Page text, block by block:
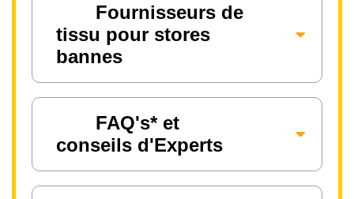
Fournisseurs de
tissu pour stores
bannes
FAQ's* et
conseils d'Experts